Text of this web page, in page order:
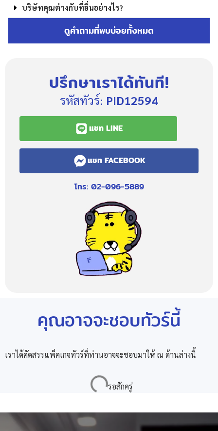
บริษัทคุณต่างกับที่อื่นอย่างไร?
ดูคำถามที่พบบ่อยทั้งหมด
ปรึกษาเราได้ทันที!
รหัสทัวร์: PID12594
แชท LINE
แชท FACEBOOK
โทร: 02-096-5889
คุณอาจจะชอบทัวร์นี้
เราได้คัดสรรแพ็คเกจทัวร์ที่ท่านอาจจะชอบมาให้ ณ ด้านล่างนี้